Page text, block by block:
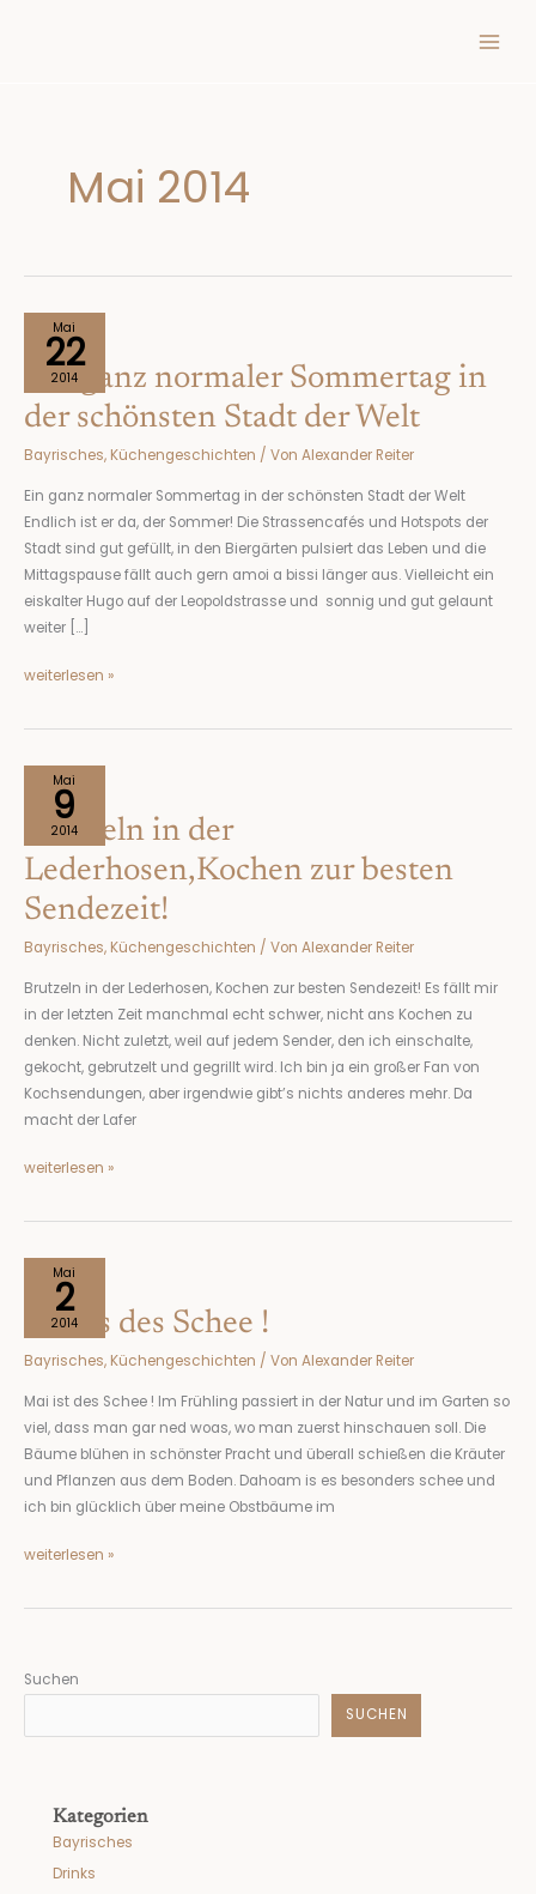
Mai 2014
Mai
22
2014
Ein ganz normaler Sommertag in
der schönsten Stadt der Welt
Bayrisches, Küchengeschichten / Von Alexander Reiter
Ein ganz normaler Sommertag in der schönsten Stadt der Welt
Endlich ist er da, der Sommer! Die Strassencafés und Hotspots der
Stadt sind gut gefüllt, in den Biergärten pulsiert das Leben und die
Mittagspause fällt auch gern amoi a bissi länger aus. Vielleicht ein
eiskalter Hugo auf der Leopoldstrasse und sonnig und gut gelaunt
weiter […]
ganz
normaler
Sommertag
in
der
Stadt
weiterlesen »
Mai
9
2014
Brutzeln in der
Lederhosen,Kochen zur besten
Sendezeit!
Bayrisches, Küchengeschichten / Von Alexander Reiter
Brutzeln in der Lederhosen, Kochen zur besten Sendezeit! Es fällt mir
in der letzten Zeit manchmal echt schwer, nicht ans Kochen zu
denken. Nicht zuletzt, weil auf jedem Sender, den ich einschalte,
gekocht, gebrutzelt und gegrillt wird. Ich bin ja ein großer Fan von
Kochsendungen, aber irgendwie gibt’s nichts anderes mehr. Da
macht der Lafer
Brutzeln
Lederhosen,Kochen
zur
besten
weiterlesen »
Mai
2
2014
Mai is des Schee !
Bayrisches, Küchengeschichten / Von Alexander Reiter
Mai ist des Schee ! Im Frühling passiert in der Natur und im Garten so
viel, dass man gar ned woas, wo man zuerst hinschauen soll. Die
Bäume blühen in schönster Pracht und überall schießen die Kräuter
und Pflanzen aus dem Boden. Dahoam is es besonders schee und
ich bin glücklich über meine Obstbäume im
weiterlesen »
Suchen
SUCHEN
Kategorien
Bayrisches
Drinks